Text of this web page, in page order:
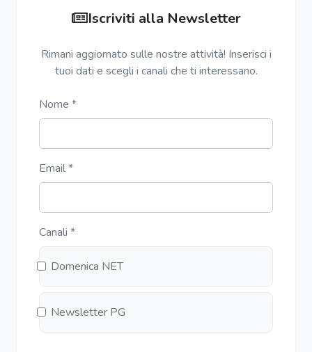
Iscriviti alla Newsletter
Rimani aggiornato sulle nostre attività! Inserisci i
tuoi dati e scegli i canali che ti interessano.
Nome *
Email*
Canali *
Domenica NET
Newsletter PG